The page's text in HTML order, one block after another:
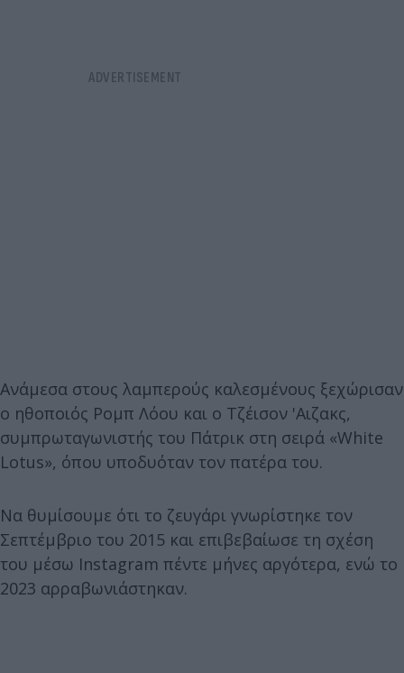
Ανάμεσα στους λαμπερούς καλεσμένους ξεχώρισαν
ο ηθοποιός Ρομπ Λόου και ο Τζέισον 'Αιζακς,
συμπρωταγωνιστής του Πάτρικ στη σειρά «White
Lotus», όπου υποδυόταν τον πατέρα του.
Να θυμίσουμε ότι το ζευγάρι γνωρίστηκε τον
Σεπτέμβριο του 2015 και επιβεβαίωσε τη σχέση
του μέσω Instagram πέντε μήνες αργότερα, ενώ το
2023 αρραβωνιάστηκαν.